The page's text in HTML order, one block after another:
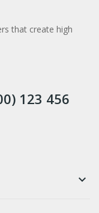
that create high
123 456
keyboard_arrow_down